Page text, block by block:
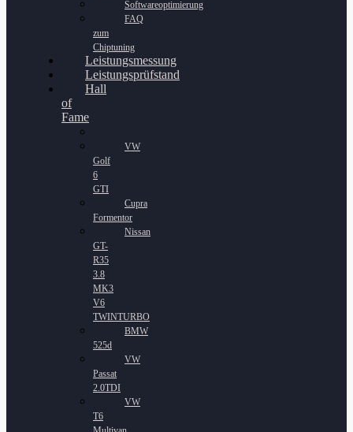
Softwareoptimierung
FAQ
zum
Chiptuning
Leistungsmessung
Leistungsprüfstand
Hall
of
Fame
VW
Golf
6
GTI
Cupra
Formentor
Nissan
GT-
R35
3.8
MK3
V6
TWINTURBO
BMW
525d
VW
Passat
2.0TDI
VW
T6